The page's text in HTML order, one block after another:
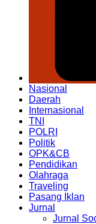
Nasional
Daerah
Internasional
TNI
POLRI
Politik
OPK&CB
Pendidikan
Olahraga
Traveling
Pasang Iklan
Jurnal
Jurnal